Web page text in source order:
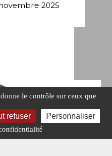
2025
le contrôle sur ceux que
refuser Personnaliser